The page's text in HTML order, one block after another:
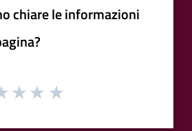
chiare le informazioni